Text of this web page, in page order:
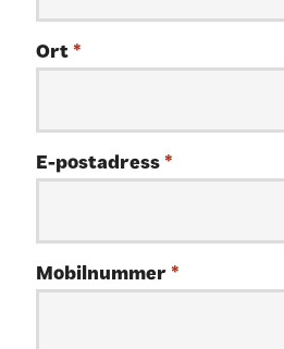
Ort*
E-postadress*
Mobilnummer*